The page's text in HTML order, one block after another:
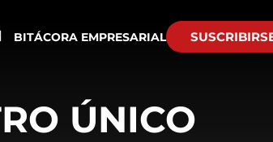
BITÁCORA EMPRESARIAL
ÚNICO